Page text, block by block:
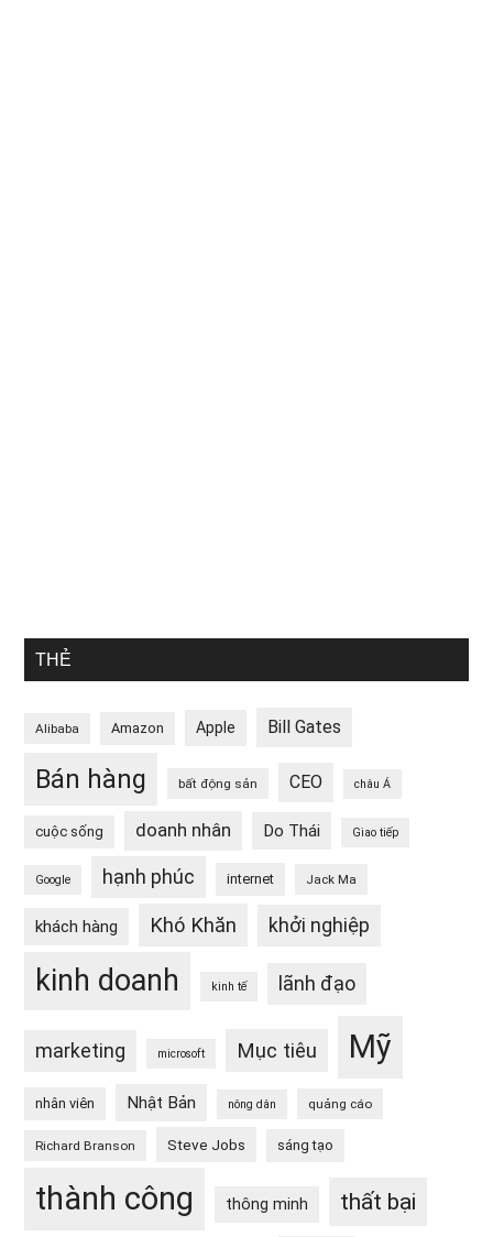
THẺ
Alibaba Amazon Apple Bill Gates
Bán hàng bất động sản CEO châu Á
cuộc sống doanh nhân Do Thái Giao tiếp
Google hạnh phúc internet Jack Ma
khách hàng Khó Khăn khởi nghiệp
kinh doanh kinh tế lãnh đạo
marketing microsoft Mục tiêu Mỹ
nhân viên Nhật Bản nông dân quảng cáo
Richard Branson Steve Jobs sáng tạo
thành công thông minh thất bại